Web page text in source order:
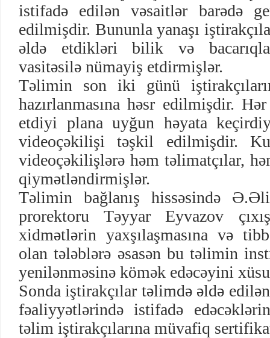
istifadə edilən vəsaitlər barədə
edilmişdir. Bununla yanaşı
əldə etdikləri bilik və
vasitəsilə nümayiş etdirmişlər.
Təlimin son iki günü
hazırlanmasına həsr edilmişdir.
etdiyi plana uyğun həyata
videoçəkilişi təşkil edilmişdir.
videoçəkilişlərə həm təlimatçılar,
qiymətləndirmişlər.
Təlimin bağlanış hissəsində
prorektoru Təyyar Eyvazov
xidmətlərin yaxşılaşmasına və
olan tələblərə əsasən bu təlimin
yenilənməsinə kömək edəcəyini
Sonda iştirakçılar təlimdə əldə
fəaliyyətlərində istifadə
təlim iştirakçılarına müvafiq